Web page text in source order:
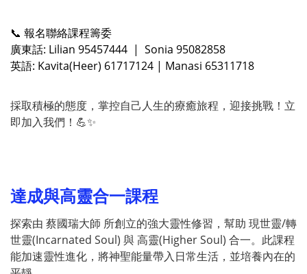
📞 報名聯絡課程籌委
廣東話: Lilian 95457444 | Sonia 95082858
英語: Kavita(Heer) 61717124 | Manasi 65311718
採取積極的態度，掌控自己人生的療癒旅程，迎接挑戰！立
即加入我們！💪✨
達成與高靈合一課程
探索由 蔡國瑞大師 所創立的強大靈性修習，幫助 現世靈/轉
世靈(Incarnated Soul) 與 高靈(Higher Soul) 合一。此課程
能加速靈性進化，將神聖能量帶入日常生活，並培養內在的